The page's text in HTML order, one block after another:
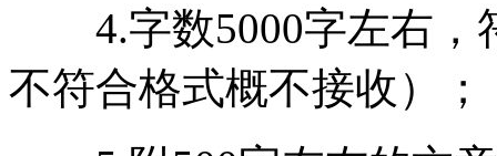
4.字数5000字左右，
不符合格式概不接收）；